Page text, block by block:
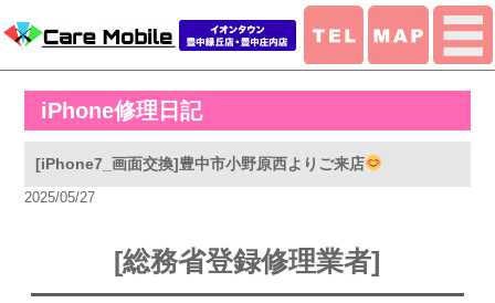
iPhone修理日記
[iPhone7_画面交換]豊中市小野原西よりご来店
2025/05/27
[総務省登録修理業者]